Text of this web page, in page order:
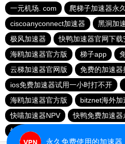
一元机场. com
爬梯子加速器永
ciscoanyconnect加速器
黑洞加
极风加速器
快鸭加速器官网下载
海鸥加速器官方版
梯子app
云梯加速器官网版
免费的加速器
ios免费加速器试用一小时打不开
海鸥加速器官方版
bitznet海外加
快喵加速器NPV
快鸭免费加速器
鲸鱼加速器
永久免费使用的加速器